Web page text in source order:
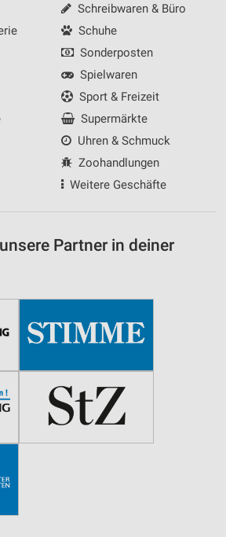
Schreibwaren & Büro
Schuhe
Sonderposten
Spielwaren
Sport & Freizeit
Supermärkte
Uhren & Schmuck
Zoohandlungen
Weitere Geschäfte
Partner in deiner